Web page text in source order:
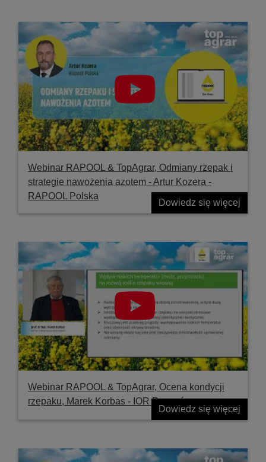
Webinar RAPOOL & TopAgrar, Odmiany rzepak i
strategie nawożenia azotem - Artur Kozera -
RAPOOL Polska
Dowiedz się więcej
Webinar RAPOOL & TopAgrar, Ocena kondycji
rzepaku, Marek Korbas - IOR Poznań
Dowiedz się więcej